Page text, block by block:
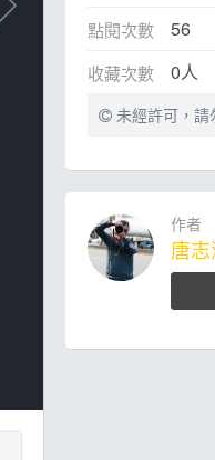
點閱次數 56
收藏次數 0人
未經許可，請
作者
唐